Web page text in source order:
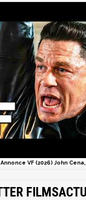
Annonce VF (2026) John
FILMSACTU